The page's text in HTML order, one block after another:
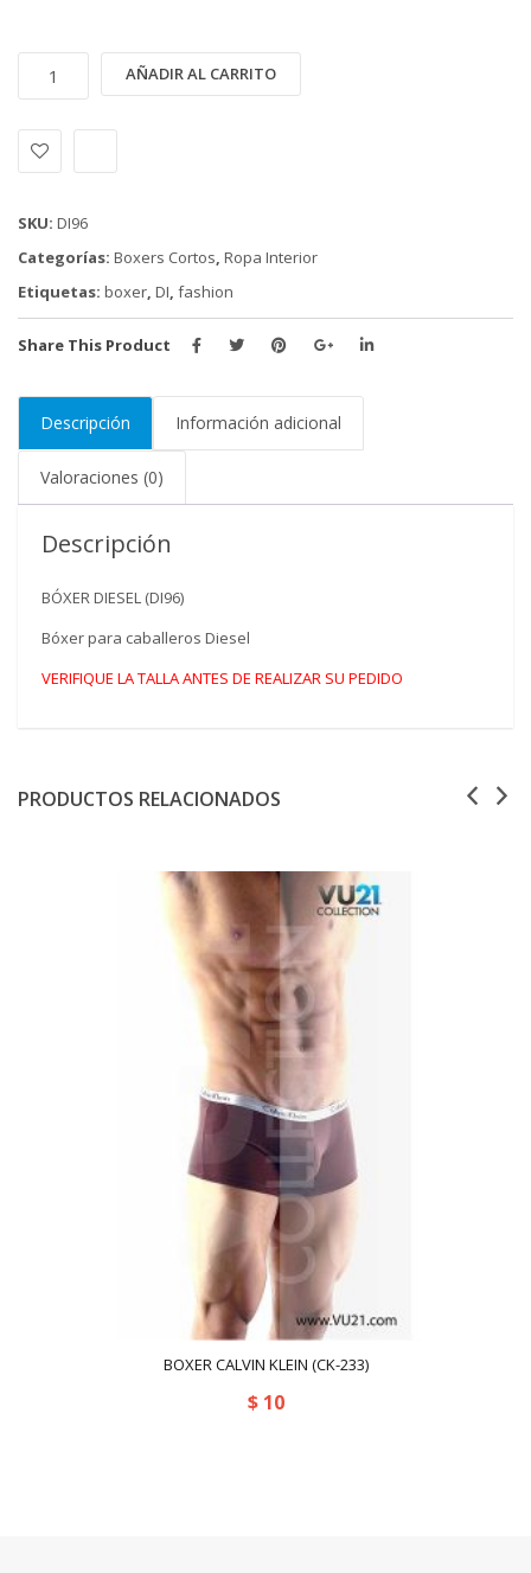
DIESEL
cantidad
AÑADIR AL CARRITO
SKU: DI96
Categorías: Boxers Cortos, Ropa Interior
Etiquetas: boxer, DI, fashion
Share This Product
Descripción Información adicional
Valoraciones (0)
Descripción
BÓXER DIESEL (DI96)
Bóxer para caballeros Diesel
VERIFIQUE LA TALLA ANTES DE REALIZAR SU PEDIDO
PRODUCTOS RELACIONADOS
BOXER CALVIN KLEIN (CK-233)
$10